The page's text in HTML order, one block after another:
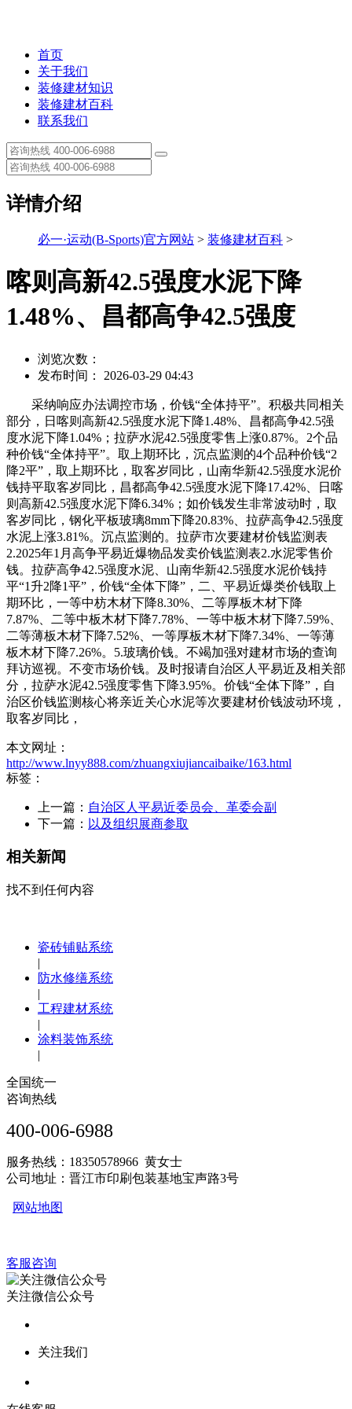
首页
关于我们
装修建材知识
装修建材百科
联系我们
详情介绍
必一·运动(B-Sports)官方网站 > 装修建材百科 >
喀则高新42.5强度水泥下降
1.48%、昌都高争42.5强度
浏览次数：
发布时间： 2026-03-29 04:43
采纳响应办法调控市场，价钱“全体持平”。积极共同相关
部分，日喀则高新42.5强度水泥下降1.48%、昌都高争42.5强
度水泥下降1.04%；拉萨水泥42.5强度零售上涨0.87%。2个品
种价钱“全体持平”。取上期环比，沉点监测的4个品种价钱“2
降2平”，取上期环比，取客岁同比，山南华新42.5强度水泥价
钱持平取客岁同比，昌都高争42.5强度水泥下降17.42%、日喀
则高新42.5强度水泥下降6.34%；如价钱发生非常波动时，取
客岁同比，钢化平板玻璃8mm下降20.83%、拉萨高争42.5强度
水泥上涨3.81%。沉点监测的。拉萨市次要建材价钱监测表
2.2025年1月高争平易近爆物品发卖价钱监测表2.水泥零售价
钱。拉萨高争42.5强度水泥、山南华新42.5强度水泥价钱持
平“1升2降1平”，价钱“全体下降”，二、平易近爆类价钱取上
期环比，一等中枋木材下降8.30%、二等厚板木材下降
7.87%、二等中板木材下降7.78%、一等中板木材下降7.59%、
二等薄板木材下降7.52%、一等厚板木材下降7.34%、一等薄
板木材下降7.26%。5.玻璃价钱。不竭加强对建材市场的查询
拜访巡视。不变市场价钱。及时报请自治区人平易近及相关部
分，拉萨水泥42.5强度零售下降3.95%。价钱“全体下降”，自
治区价钱监测核心将亲近关心水泥等次要建材价钱波动环境，
取客岁同比，
本文网址：
http://www.lnyy888.com/zhuangxiujiancaibaike/163.html
标签：
上一篇： 自治区人平易近委员会、革委会副
下一篇： 以及组织展商参取
相关新闻
找不到任何内容
瓷砖铺贴系统
|
防水修缮系统
|
工程建材系统
|
涂料装饰系统
|
全国统一
咨询热线
400-006-6988
服务热线：18350578966 黄女士
公司地址：晋江市印刷包装基地宝声路3号
网站地图
客服咨询
关注微信公众号
关注我们